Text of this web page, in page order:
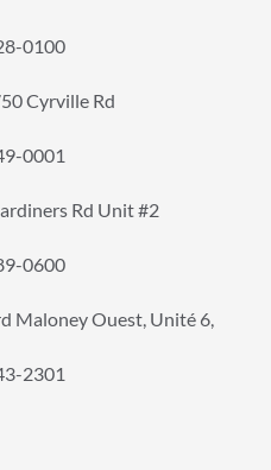
0100
Cyrville Rd
0001
Rd Unit #2
0600
Maloney Ouest, Unité 6,
2301